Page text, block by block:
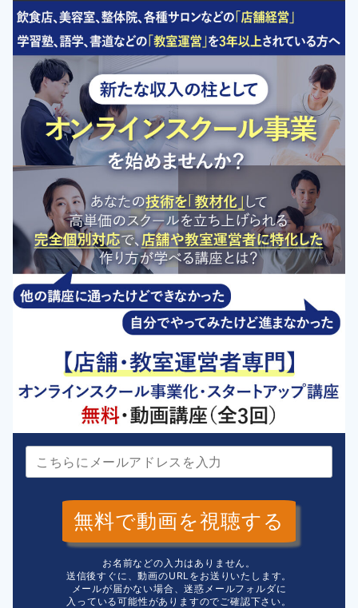
無料で動画を視聴する
お名前などの入力はありません。
送信後すぐに、動画のURLをお送りいたします。
メールが届かない場合、迷惑メールフォルダに
入っている可能性がありますのでご確認下さい。